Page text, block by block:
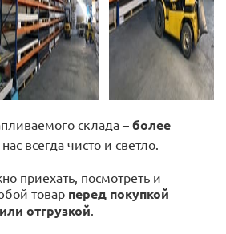
склада – более
всегда чисто и светло.
приехать, посмотреть и
товар перед покупкой
или отгрузкой.